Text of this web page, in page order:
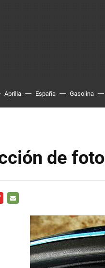
Aprilia España Gasolina
de